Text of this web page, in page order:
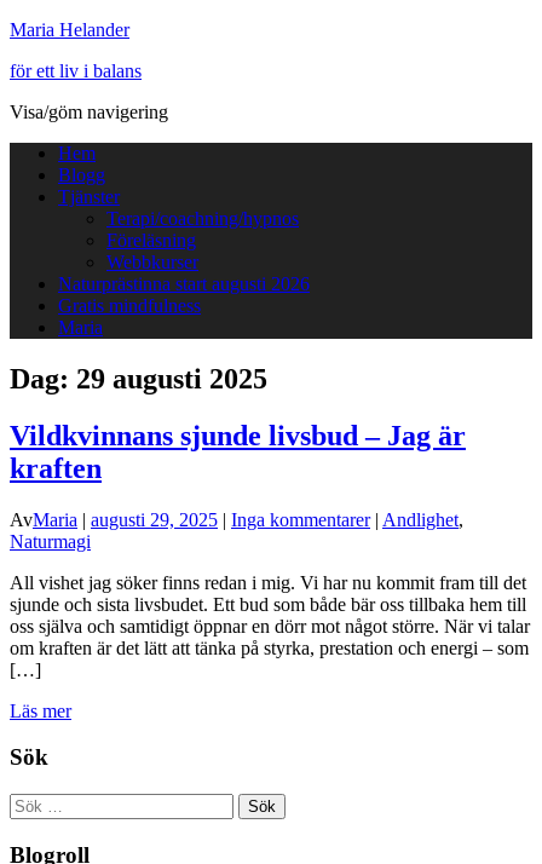
Maria Helander
för ett liv i balans
Visa/göm navigering
Hem
Blogg
Tjänster
Terapi/coachning/hypnos
Föreläsning
Webbkurser
Naturprästinna start augusti 2026
Gratis mindfulness
Maria
Dag: 29 augusti 2025
Vildkvinnans sjunde livsbud – Jag är
kraften
AvMaria | augusti 29, 2025 | Inga kommentarer| Andlighet,
Naturmagi
All vishet jag söker finns redan i mig. Vi har nu kommit fram till det
sjunde och sista livsbudet. Ett bud som både bär oss tillbaka hem till
oss själva och samtidigt öppnar en dörr mot något större. När vi talar
om kraften är det lätt att tänka på styrka, prestation och energi – som
[…]
Läs mer
Sök
Sök
efter:
Blogroll